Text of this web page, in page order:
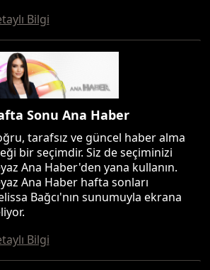
Bilgi
Sonu Ana Haber
tarafsız ve güncel haber alma
bir seçimdir. Siz de seçiminizi
Ana Haber'den yana kullanın.
Ana Haber hafta sonları
Bağcı'nın sunumuyla ekrana
Bilgi